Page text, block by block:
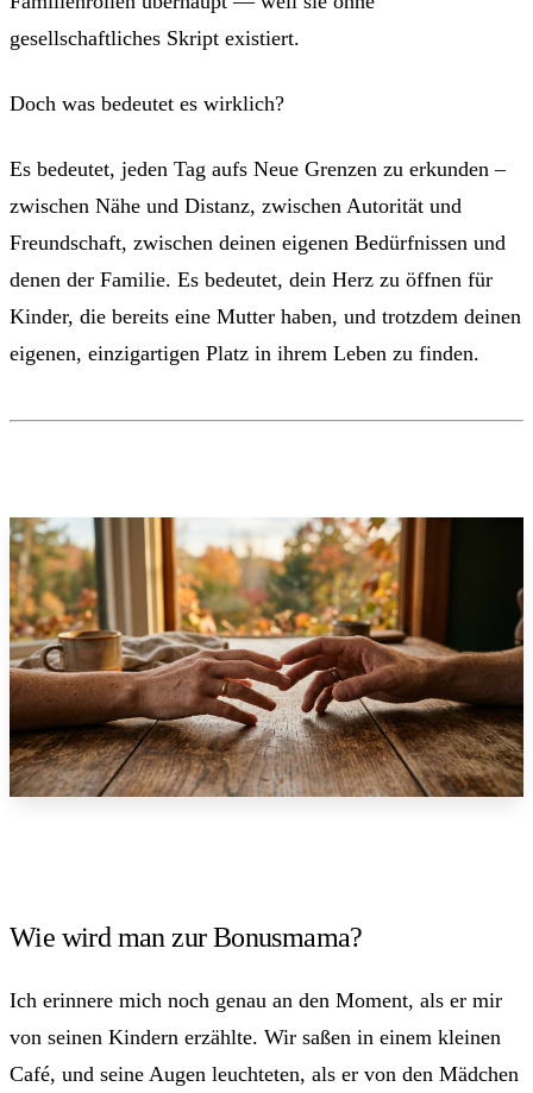
gesellschaftliches Skript existiert.
Doch was bedeutet es wirklich?
Es bedeutet, jeden Tag aufs Neue Grenzen zu erkunden –
zwischen Nähe und Distanz, zwischen Autorität und
Freundschaft, zwischen deinen eigenen Bedürfnissen und
denen der Familie. Es bedeutet, dein Herz zu öffnen für
Kinder, die bereits eine Mutter haben, und trotzdem deinen
eigenen, einzigartigen Platz in ihrem Leben zu finden.
Wie wird man zur Bonusmama?
Ich erinnere mich noch genau an den Moment, als er mir
von seinen Kindern erzählte. Wir saßen in einem kleinen
Café, und seine Augen leuchteten, als er von den Mädchen